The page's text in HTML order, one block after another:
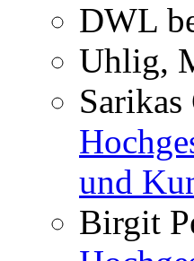
DWL
Uhlig,
und
Birgit